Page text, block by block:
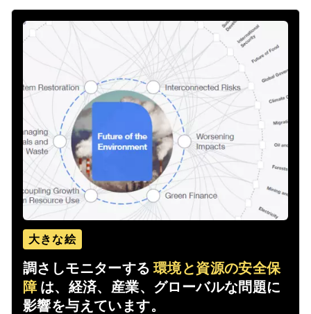
大きな絵
調さしモニターする 環境と資源の安全保
障 は、経済、産業、グローバルな問題に
影響を与えています。